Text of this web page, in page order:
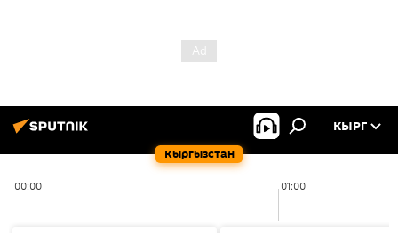
Кыргызстан
КЫРГ
00:00 01:00